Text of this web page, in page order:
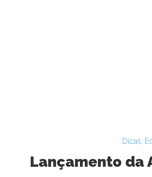
Dicas,
Lançamento da